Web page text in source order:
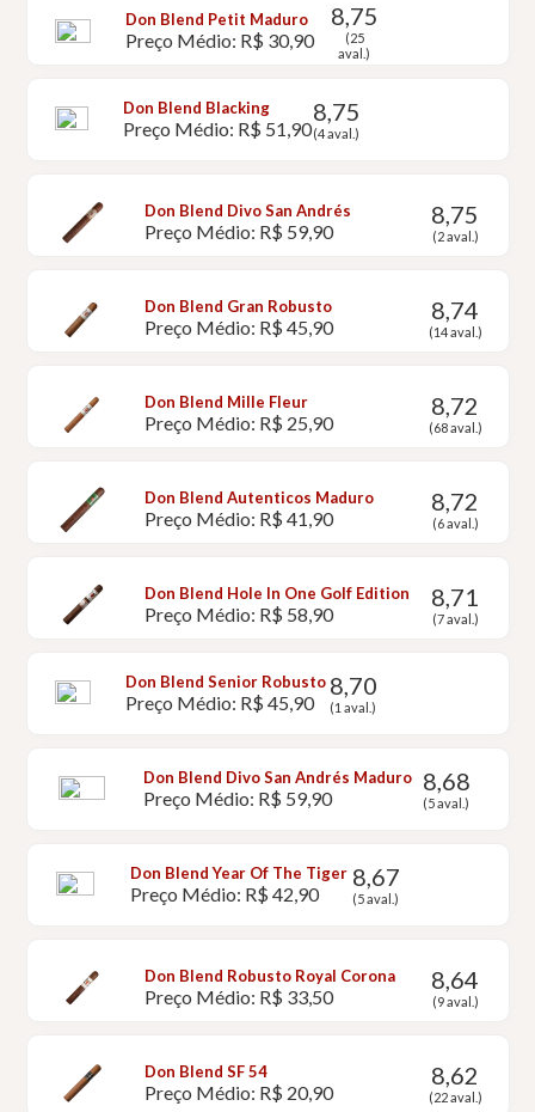
Don Blend Petit Maduro
Preço Médio: R$ 30,90
8,75
(25
aval.)
Don Blend Blacking
Preço Médio: R$ 51,90
8,75
(4 aval.)
Don Blend Divo San Andrés
Preço Médio: R$ 59,90
8,75
(2 aval.)
Don Blend Gran Robusto
Preço Médio: R$ 45,90
8,74
(14 aval.)
Don Blend Mille Fleur
Preço Médio: R$ 25,90
8,72
(68 aval.)
Don Blend Autenticos Maduro
Preço Médio: R$ 41,90
8,72
(6 aval.)
Don Blend Hole In One Golf Edition
Preço Médio: R$ 58,90
8,71
(7 aval.)
Don Blend Senior Robusto
Preço Médio: R$ 45,90
8,70
(1 aval.)
Don Blend Divo San Andrés Maduro
Preço Médio: R$ 59,90
8,68
(5 aval.)
Don Blend Year Of The Tiger
Preço Médio: R$ 42,90
8,67
(5 aval.)
Don Blend Robusto Royal Corona
Preço Médio: R$ 33,50
8,64
(9 aval.)
Don Blend SF 54
Preço Médio: R$ 20,90
8,62
(22 aval.)